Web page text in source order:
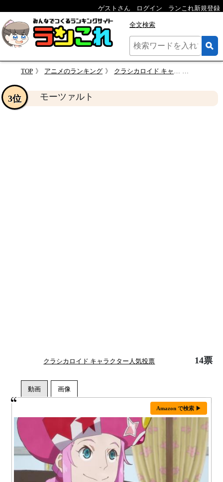
ゲストさん ログイン ランこれ新規登録
全文検索
TOP アニメのランキング クラシカロイド キャラクター人気投票
モーツァルト
3位
クラシカロイド キャラクター人気投票 14票
Amazon で検索 ▶